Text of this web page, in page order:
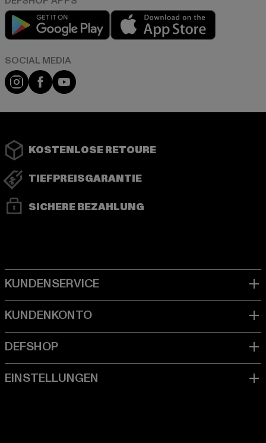
Play market
Instagram
FacebookYouTube
KOSTENLOSE RETOURE
TIEFPREISGARANTIE
SICHERE BEZAHLUNG